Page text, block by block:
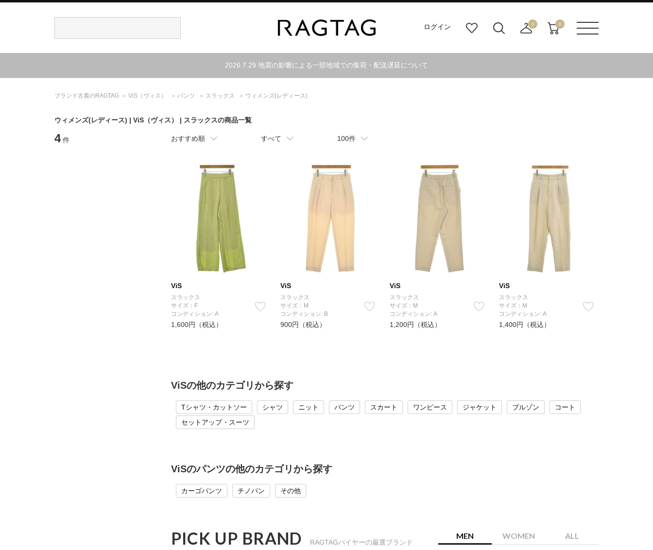
ログイン
り
ダ
0
寄
0
2026.7.29 地震の影響による一部地域での集荷・配送遅延について
ブランド古着のRAGTAG ViS （ヴィス） パンツ スラックス ウィメンズ(レディース)
ウィメンズ(レディース) | ViS （ヴィス） | スラックスの商品一覧
4 件 おすすめ順 すべて 100件
ViS
スラックス
サイズ：F
コンディション: A
1,600円（税込）
ViS
スラックス
サイズ：M
コンディション: B
900円（税込）
ViS
スラックス
サイズ：M
コンディション: A
1,200円（税込）
ViS
スラックス
サイズ：M
コンディション: A
1,400円（税込）
ViSの他のカテゴリから探す
Tシャツ・カットソー シャツ ニット パンツ スカート ワンピース ジャケット ブルゾン
コート
セットアップ・スーツ
ViSのパンツの他のカテゴリから探す
カーゴパンツ チノパン その他
PICK UP BRAND RAGTAGバイヤーの厳選ブランド
MEN WOMEN ALL